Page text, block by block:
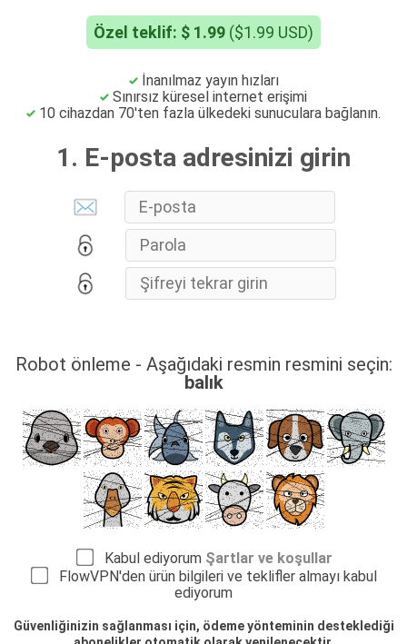
Özel teklif: $ 1.99 ($1.99 USD)
İnanılmaz yayın hızları
Sınırsız küresel internet erişimi
10 cihazdan 70'ten fazla ülkedeki sunuculara bağlanın.
1. E-posta adresinizi girin
Robot önleme - Aşağıdaki resmin resmini seçin:
balık
Kabul ediyorum Şartlar ve koşullar
FlowVPN'den ürün bilgileri ve teklifler almayı kabul
ediyorum
Güvenliğinizin sağlanması için, ödeme yönteminin desteklediği